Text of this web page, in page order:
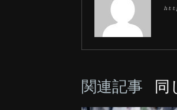
関連記事 同